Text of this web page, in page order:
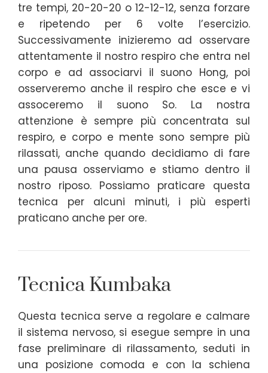
tre tempi, 20-20-20 o 12-12-12, senza forzare
e ripetendo per 6 volte l’esercizio.
Successivamente inizieremo ad osservare
attentamente il nostro respiro che entra nel
corpo e ad associarvi il suono Hong, poi
osserveremo anche il respiro che esce e vi
assoceremo il suono So. La nostra
attenzione è sempre più concentrata sul
respiro, e corpo e mente sono sempre più
rilassati, anche quando decidiamo di fare
una pausa osserviamo e stiamo dentro il
nostro riposo. Possiamo praticare questa
tecnica per alcuni minuti, i più esperti
praticano anche per ore.
Tecnica Kumbaka
Questa tecnica serve a regolare e calmare
il sistema nervoso, si esegue sempre in una
fase preliminare di rilassamento, seduti in
una posizione comoda e con la schiena